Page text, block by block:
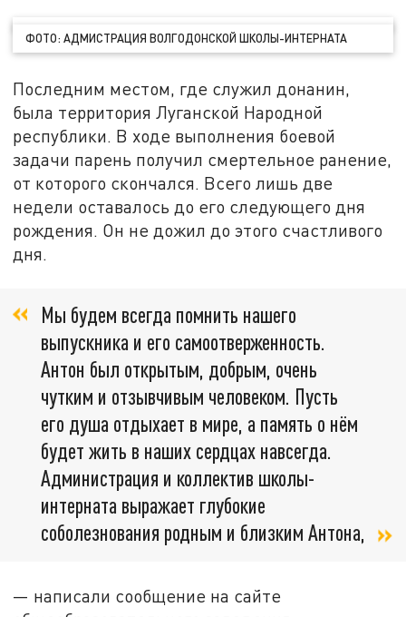
ФОТО: АДМИСТРАЦИЯ ВОЛГОДОНСКОЙ ШКОЛЫ-ИНТЕРНАТА
Последним местом, где служил донанин,
была территория Луганской Народной
республики. В ходе выполнения боевой
задачи парень получил смертельное ранение,
от которого скончался. Всего лишь две
недели оставалось до его следующего дня
рождения. Он не дожил до этого счастливого
дня.
Мы будем всегда помнить нашего
выпускника и его самоотверженность.
Антон был открытым, добрым, очень
чутким и отзывчивым человеком. Пусть
его душа отдыхает в мире, а память о нём
будет жить в наших сердцах навсегда.
Администрация и коллектив школы-
интерната выражает глубокие
соболезнования родным и близким Антона,
— написали сообщение на сайте